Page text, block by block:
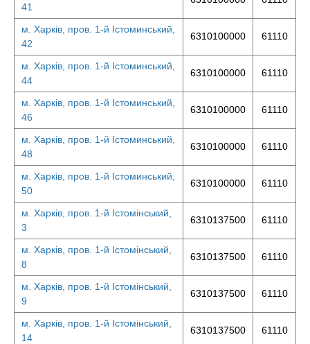
41
м. Харків, пров. 1-й Істоминський,
42
6310100000 61110
м. Харків, пров. 1-й Істоминський,
44
6310100000 61110
м. Харків, пров. 1-й Істоминський,
46
6310100000 61110
м. Харків, пров. 1-й Істоминський,
48
6310100000 61110
м. Харків, пров. 1-й Істоминський,
50
6310100000 61110
м. Харків, пров. 1-й Істомінський,
3
6310137500 61110
м. Харків, пров. 1-й Істомінський,
8
6310137500 61110
м. Харків, пров. 1-й Істомінський,
9
6310137500 61110
м. Харків, пров. 1-й Істомінський,
14
6310137500 61110